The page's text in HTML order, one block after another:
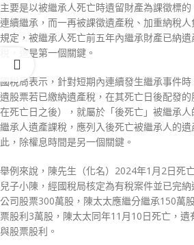
主要是以被繼承人死亡時遺留財產為課徵標
連續繼承，而一再被課徵遺產稅、加重納稅人
規定，被繼承人死亡前五年內繼承財產已納
稅，這是第一個關鍵。
國稅局表示，針對短期內連續發生繼承事件
遺股票若已繳納遺產稅，在其死亡日後配發
在死亡日之後），就屬於「後死亡」被繼承
繼承人遺產課稅，應列入後死亡被繼承人的
此，除權息時間是另一個關鍵。
舉例來說，陳先生（化名）2024年1月2日死
兒子小陳，經國稅局核定為有稅案件並已完
公司股票300萬股，陳太太應繼分繼承150萬
票股利3萬股，陳太太同年11月10日死亡，
與股票股利。